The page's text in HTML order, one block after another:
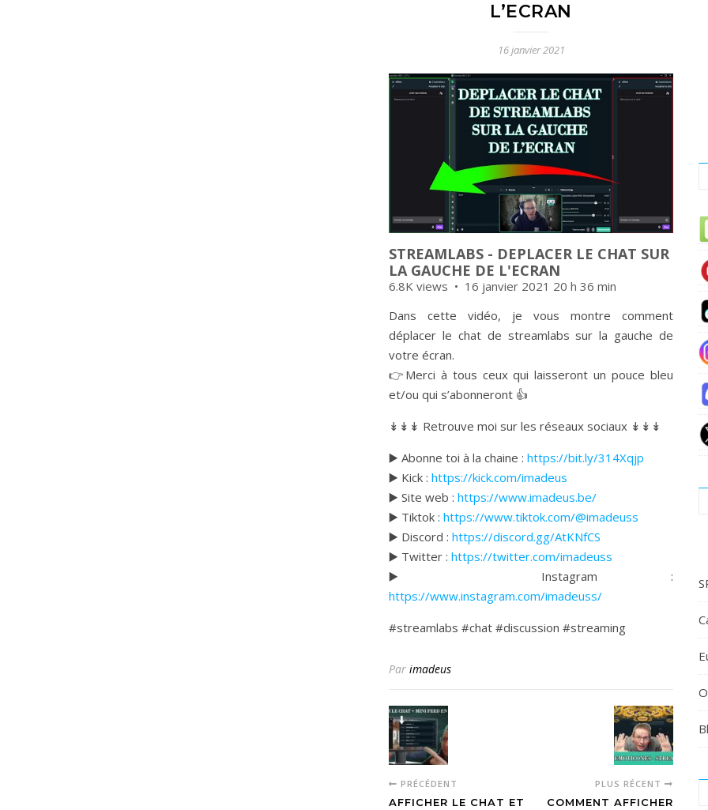
L’ECRAN
16 janvier 2021
STREAMLABS - DEPLACER LE CHAT SUR
LA GAUCHE DE L'ECRAN
6.8K views
16 janvier 2021 20 h 36 min
Dans cette vidéo, je vous montre comment
déplacer le chat de streamlabs sur la gauche de
votre écran.
👉Merci à tous ceux qui laisseront un pouce bleu
et/ou qui s’abonneront 👍
↡↡↡ Retrouve moi sur les réseaux sociaux ↡↡↡
▶️ Abonne toi à la chaine : https://bit.ly/314Xqjp
▶️ Kick : https://kick.com/imadeus
▶️ Site web : https://www.imadeus.be/
▶️ Tiktok : https://www.tiktok.com/@imadeuss
▶️ Discord : https://discord.gg/AtKNfCS
▶️ Twitter : https://twitter.com/imadeuss
▶️ Instagram :
https://www.instagram.com/imadeuss/
#streamlabs #chat #discussion #streaming
Par imadeus
PRÉCÉDENT
AFFICHER LE CHAT ET
PLUS RÉCENT
COMMENT AFFICHER